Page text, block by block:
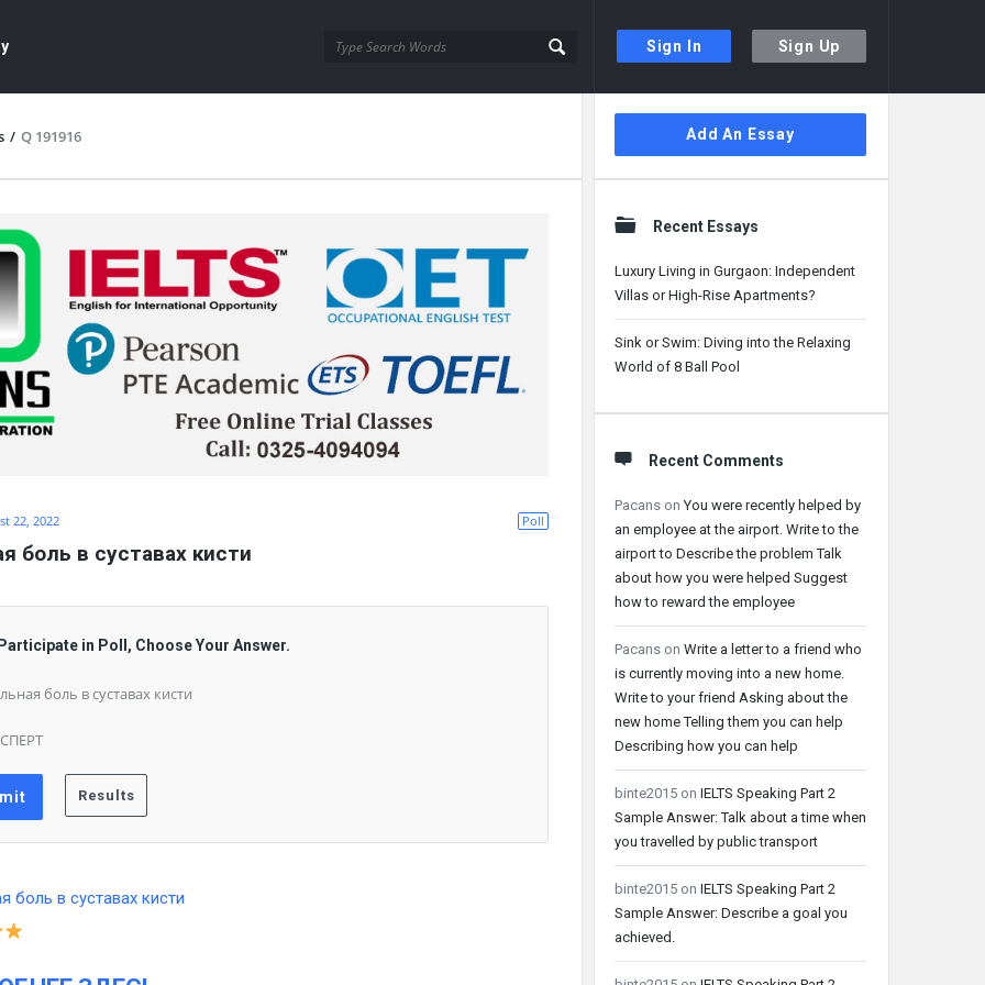
Sign In Sign Up
/ Q 191916
Poll
22, 2022
боль в суставах кисти
in Poll, Choose Your Answer.
боль в суставах кисти
Sidebar
Add An Essay
Recent Essays
Luxury Living in Gurgaon: Independent
Villas or High-Rise Apartments?
Sink or Swim: Diving into the Relaxing
World of 8 Ball Pool
Recent Comments
Pacans onYou were recently helped by
an employee at the airport. Write to the
airport to Describe the problem Talk
about how you were helped Suggest
how to reward the employee
Pacans on Write a letter to a friend who
is currently moving into a new home.
Write to your friend Asking about the
new home Telling them you can help
Describing how you can help
binte2015 on IELTS Speaking Part 2
Sample Answer: Talk about a time when
you travelled by public transport
binte2015 on IELTS Speaking Part 2
Sample Answer: Describe a goal you
achieved.